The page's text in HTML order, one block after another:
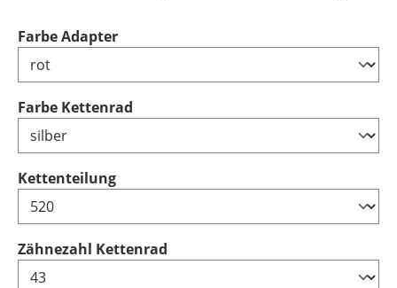
Farbe Adapterauswählen
Farbe Kettenrad
Kettenteilungauswählen
Zähnezahl Kettenrad